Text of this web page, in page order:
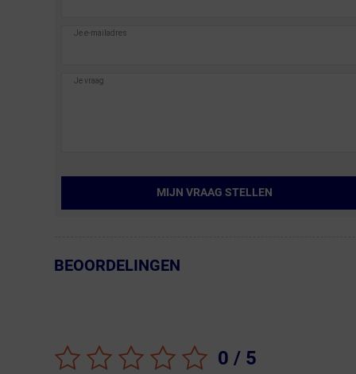
MIJN VRAAG STELLEN
← Terug naar productnavigatie
BEOORDELINGEN
0 / 5